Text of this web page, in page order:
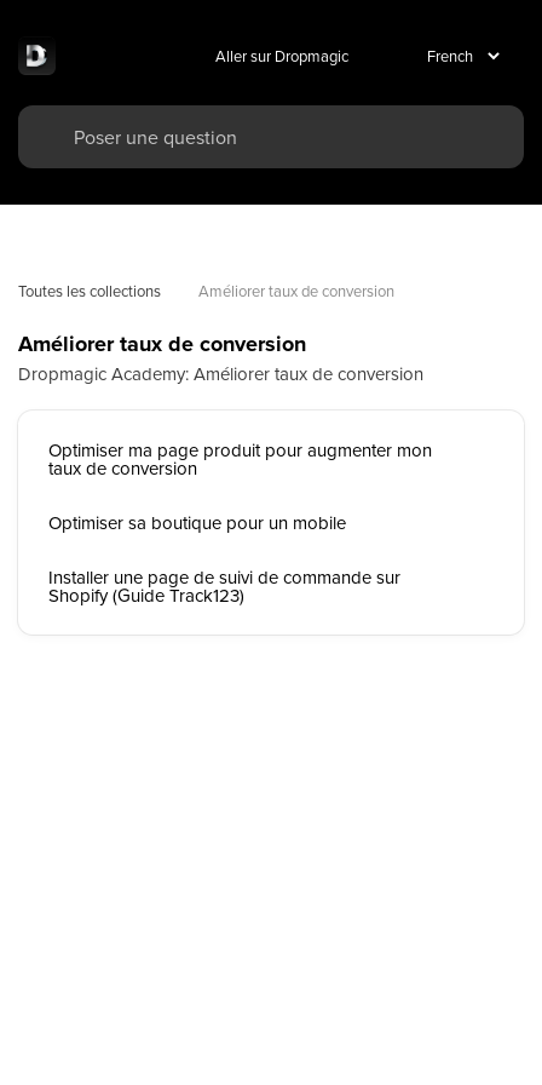
Aller sur Dropmagic
Toutes les collections Améliorer taux de conversion
Améliorer taux de conversion
Dropmagic Academy: Améliorer taux de conversion
Optimiser ma page produit pour augmenter mon
taux de conversion
Optimiser sa boutique pour un mobile
Installer une page de suivi de commande sur
Shopify (Guide Track123)